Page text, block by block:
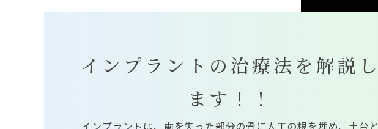
インプラントの治療法を解説し
ます！！
インプラントは、歯を失った部分の骨に人工の根を埋め、土台と